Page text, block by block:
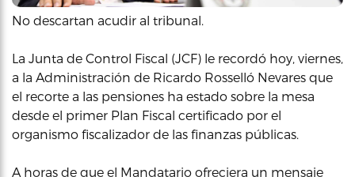
No descartan acudir al tribunal.
La Junta de Control Fiscal (JCF) le recordó hoy, viernes,
a la Administración de Ricardo Rosselló Nevares que
el recorte a las pensiones ha estado sobre la mesa
desde el primer Plan Fiscal certificado por el
organismo fiscalizador de las finanzas públicas.
A horas de que el Mandatario ofreciera un mensaje